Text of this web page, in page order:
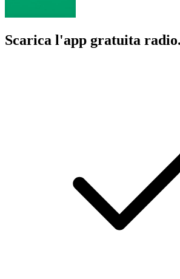
Scarica l'app gratuita